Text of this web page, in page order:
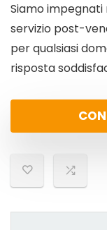
Siamo
servizio post-
per qualsiasi
risposta